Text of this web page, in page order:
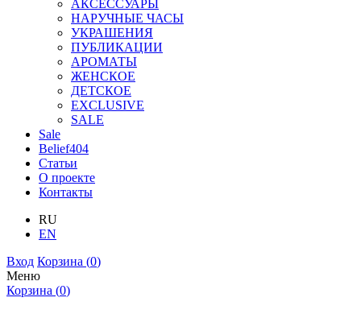
АКСЕССУАРЫ
НАРУЧНЫЕ ЧАСЫ
УКРАШЕНИЯ
ПУБЛИКАЦИИ
АРОМАТЫ
ЖЕНСКОЕ
ДЕТСКОЕ
EXCLUSIVE
SALE
Sale
Belief404
Статьи
О проекте
Контакты
RU
EN
Вход Корзина (0)
Меню
Корзина (0)